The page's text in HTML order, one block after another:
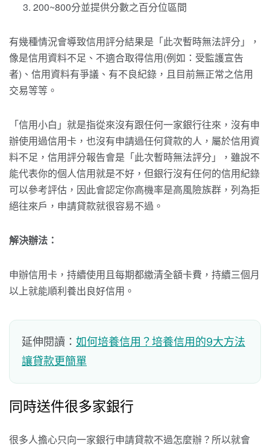
200~800分並提供分數之百分位區間
有幾種情況會導致信用評分結果是「此次暫時無法評分」，
像是信用資料不足、不適合取得信用(例如：受監護宣告
者)、信用資料有爭議、有不良紀錄，且目前無正常之信用
交易等等。
「信用小白」就是指從來沒有跟任何一家銀行往來，沒有申
辦使用過信用卡，也沒有申請過任何貸款的人，屬於信用資
料不足，信用評分報告會是「此次暫時無法評分」，雖說不
能代表你的個人信用就是不好，但銀行沒有任何的信用紀錄
可以參考評估，因此會認定你高機率是高風險族群，列為拒
絕往來戶，申請貸款就很容易不過。
解決辦法：
申辦信用卡，持續使用且每期都繳清全額卡費，持續三個月
以上就能順利養出良好信用。
延伸閱讀： 如何培養信用？培養信用的9大方法
讓貸款更簡單
同時送件很多家銀行
很多人擔心只向一家銀行申請貸款不過怎麼辦？所以就會